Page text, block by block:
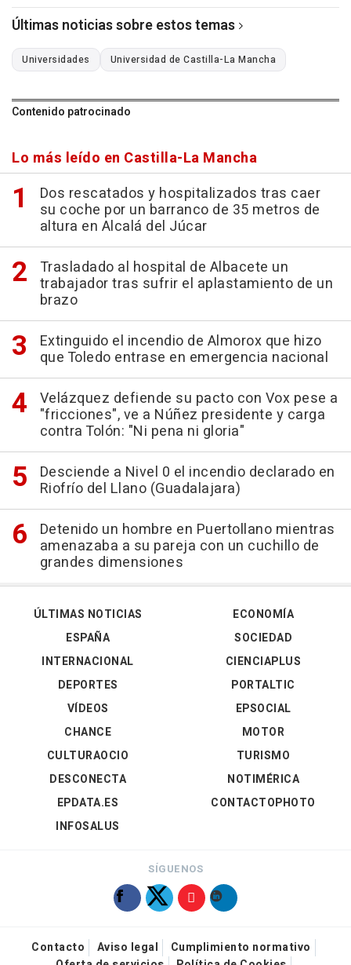
Últimas noticias sobre estos temas
Universidades Universidad de Castilla-La Mancha
Contenido patrocinado
Lo más leído en Castilla-La Mancha
Dos rescatados y hospitalizados tras caer
su coche por un barranco de 35 metros de
altura en Alcalá del Júcar
Trasladado al hospital de Albacete un
trabajador tras sufrir el aplastamiento de un
brazo
Extinguido el incendio de Almorox que hizo
que Toledo entrase en emergencia nacional
Velázquez defiende su pacto con Vox pese a
"fricciones", ve a Núñez presidente y carga
contra Tolón: "Ni pena ni gloria"
Desciende a Nivel 0 el incendio declarado en
Riofrío del Llano (Guadalajara)
Detenido un hombre en Puertollano mientras
amenazaba a su pareja con un cuchillo de
grandes dimensiones
ÚLTIMAS NOTICIAS
ESPAÑA
INTERNACIONAL
DEPORTES
VÍDEOS
ECONOMÍA
SOCIEDAD
CIENCIAPLUS
PORTALTIC
EPSOCIAL
CHANCE
CULTURAOCIO
DESCONECTA
EPDATA.ES
INFOSALUS
MOTOR
TURISMO
NOTIMÉRICA
CONTACTOPHOTO
SÍGUENOS
Contacto Aviso legal
Cumplimiento normativo